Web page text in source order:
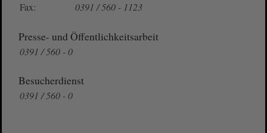
Fax:
0391 / 560 - 1123
Presse- und Öffentlichkeitsarbeit
0391 / 560 - 0
Besucherdienst
0391 / 560 - 0